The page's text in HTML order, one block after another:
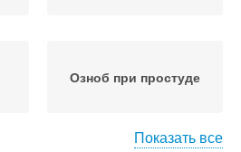
Озноб при простуде
Показать все